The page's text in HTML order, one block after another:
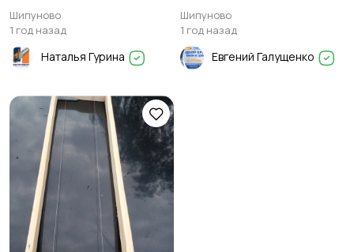
Шипуново
1 год назад
Наталья Гурина
(Doorhan), Алютех
(Alutech)
Шипуново
1 год назад
Евгений Галущенко